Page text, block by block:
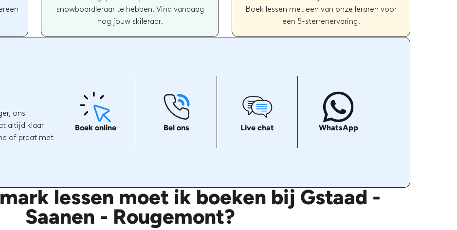
snowboardleraar te hebben. Vind vandaag
nog jouw skileraar.
Boek lessen met een van onze leraren voor
een 5-sterrenervaring.
ons
altijd klaar
of praat met
Boek online Bel ons Live chat WhatsApp
lessen moet ik boeken bij Gstaad -
Saanen - Rougemont?